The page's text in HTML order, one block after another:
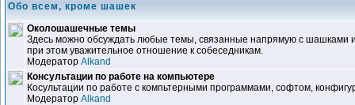
Обо всем, кроме шашек
Околошашечные темы
Здесь можно обсуждать любые темы, связанные напрямую с шашками
при этом уважительное отношение к собеседникам.
Модератор Alkand
Консультации по работе на компьютере
Косультации по работе с компьтерными программами, софтом,
Модератор Alkand